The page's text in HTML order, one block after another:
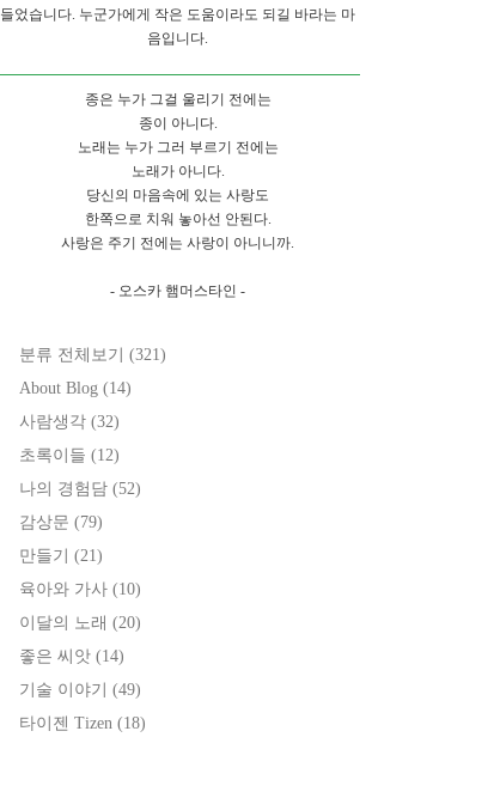
들었습니다. 누군가에게 작은 도움이라도 되길 바라는 마
음입니다.
종은 누가 그걸 울리기 전에는
종이 아니다.
노래는 누가 그러 부르기 전에는
노래가 아니다.
당신의 마음속에 있는 사랑도
한쪽으로 치워 놓아선 안된다.
사랑은 주기 전에는 사랑이 아니니까.
- 오스카 햄머스타인 -
분류 전체보기 (321)
About Blog (14)
사람생각 (32)
초록이들 (12)
나의 경험담 (52)
감상문 (79)
만들기 (21)
육아와 가사 (10)
이달의 노래 (20)
좋은 씨앗 (14)
기술 이야기 (49)
타이젠 Tizen (18)